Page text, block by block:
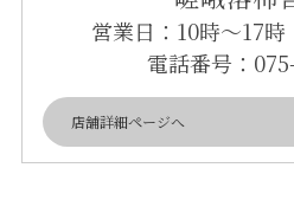
営業日：10時～17時
電話番号：
店舗詳細ページへ